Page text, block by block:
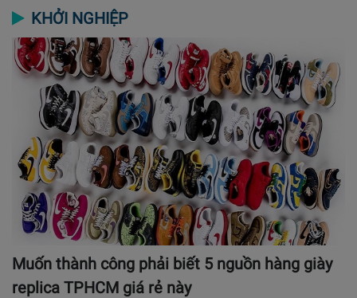
KHỞI NGHIỆP
Muốn thành công phải biết 5 nguồn hàng giày
replica TPHCM giá rẻ này